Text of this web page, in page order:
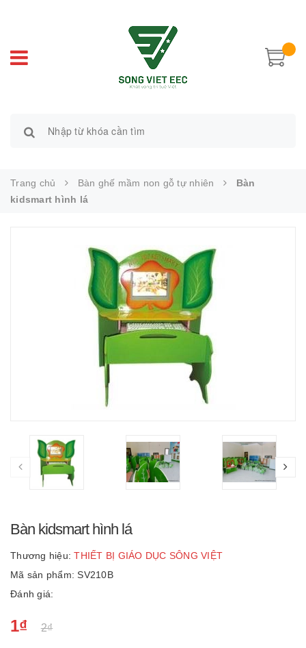
Trang chủ Bàn ghế mầm non gỗ tự nhiên
Bàn
kidsmart hình lá
Bàn kidsmart hình lá
Thương hiệu: THIẾT BỊ GIÁO DỤC SÔNG VIỆT
Mã sản phẩm: SV210B
Đánh giá:
1₫ 2₫